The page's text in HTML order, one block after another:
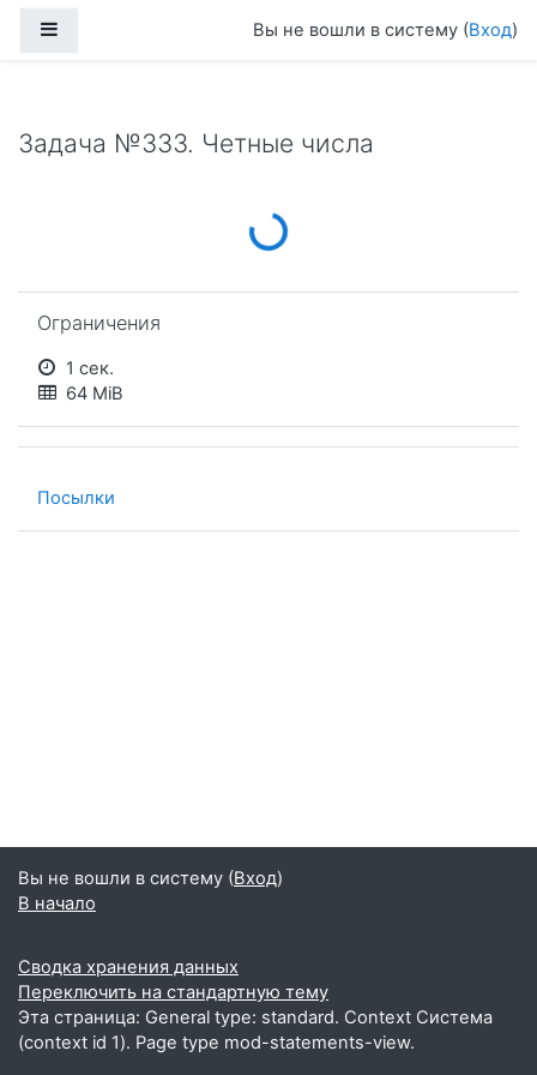
Вы не вошли в систему (Вход)
Задача №333. Четные числа
Loading...
Ограничения
1 сек.
64 MiB
Посылки
Вы не вошли в систему (Вход)
В начало
Сводка хранения данных
Переключить на стандартную тему
Эта страница: General type: standard. Context Система
(context id 1). Page type mod-statements-view.